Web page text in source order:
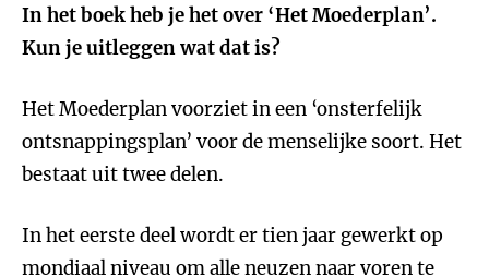
In het boek heb je het over ‘Het Moederplan’.
Kun je uitleggen wat dat is?
Het Moederplan voorziet in een ‘onsterfelijk
ontsnappingsplan’ voor de menselijke soort. Het
bestaat uit twee delen.
In het eerste deel wordt er tien jaar gewerkt op
mondiaal niveau om alle neuzen naar voren te